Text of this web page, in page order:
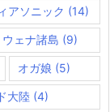
アソニック (14)
ウェナ諸島 (9)
オガ娘 (5)
大陸 (4)